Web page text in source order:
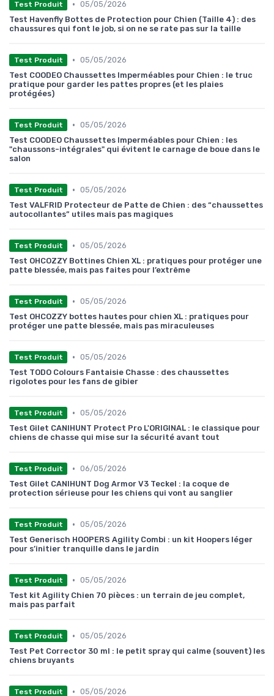
Test Produit • 05/05/2026
Test Havenfly Bottes de Protection pour Chien (Taille 4) : des
chaussures qui font le job, si on ne se rate pas sur la taille
Test Produit • 05/05/2026
Test COODEO Chaussettes Imperméables pour Chien : le truc
pratique pour garder les pattes propres (et les plaies
protégées)
Test Produit • 05/05/2026
Test COODEO Chaussettes Imperméables pour Chien : les
"chaussons-intégrales" qui évitent le carnage de boue dans le
salon
Test Produit • 05/05/2026
Test VALFRID Protecteur de Patte de Chien : des “chaussettes
autocollantes” utiles mais pas magiques
Test Produit • 05/05/2026
Test OHCOZZY Bottines Chien XL : pratiques pour protéger une
patte blessée, mais pas faites pour l’extrême
Test Produit • 05/05/2026
Test OHCOZZY bottes hautes pour chien XL : pratiques pour
protéger une patte blessée, mais pas miraculeuses
Test Produit • 05/05/2026
Test TODO Colours Fantaisie Chasse : des chaussettes
rigolotes pour les fans de gibier
Test Produit • 05/05/2026
Test Gilet CANIHUNT Protect Pro L'ORIGINAL : le classique pour
chiens de chasse qui mise sur la sécurité avant tout
Test Produit • 06/05/2026
Test Gilet CANIHUNT Dog Armor V3 Teckel : la coque de
protection sérieuse pour les chiens qui vont au sanglier
Test Produit • 05/05/2026
Test Generisch HOOPERS Agility Combi : un kit Hoopers léger
pour s’initier tranquille dans le jardin
Test Produit • 05/05/2026
Test kit Agility Chien 70 pièces : un terrain de jeu complet,
mais pas parfait
Test Produit • 05/05/2026
Test Pet Corrector 30 ml : le petit spray qui calme (souvent) les
chiens bruyants
Test Produit • 05/05/2026